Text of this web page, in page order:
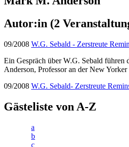
Autor:in (2
09/2008 W.G. Sebald - Zerstreute
Ein Gespräch über W.G. Sebald
Anderson, Professor an der New
09/2008 W.G. Sebald- Zerstreute
Gästeliste von A-Z
a
b
c